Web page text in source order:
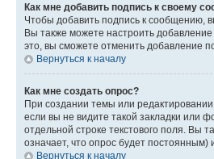
Как мне добавить подпись к своему
Чтобы добавить подпись к сообщению,
Вы также можете настроить
это, вы сможете отменить добавление
Вернуться к началу
Как мне создать опрос?
При создании темы или
если вы не видите такой закладки или
отдельной строке текстового поля. Вы
означает, что опрос будет постоянным)
Вернуться к началу